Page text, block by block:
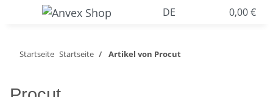
DE 0,00 €
Startseite Startseite Artikel von Procut